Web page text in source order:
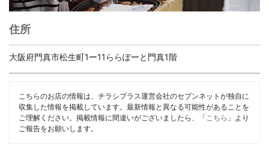
住所
大阪府門真市松生町1ー11ららぽーと門真1階
こちらのお店の情報は、チラシプラス運営会社のセブンネットが独自に
収集した情報を掲載しています。最新情報と異なる可能性があることを
ご理解ください。掲載情報に間違いがございましたら、「 こちら 」より
ご報告をお願いします。